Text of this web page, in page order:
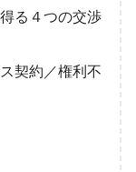
る４つの交渉
契約／権利不